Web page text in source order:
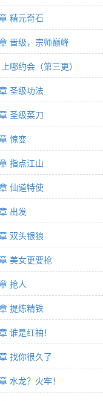
精元奇石
晋级，宗师巅峰
哪约会（第三更）
圣级功法
圣级菜刀
惊变
指点江山
仙道特使
出发
双头银狼
美女更要抢
抢人
提炼精铁
谁是红袖！
找你很久了
水龙？火牢！